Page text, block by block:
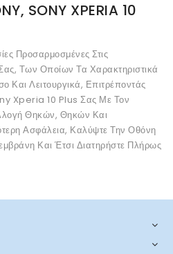
SONY XPERIA 10
Προσαρμοσμένες Στις
Σας, Των Οποίων Τα Χαρακτηριστικά
Και Λειτουργικά, Επιτρέποντάς
Xperia 10 Plus Σας Με Τον
Θηκών, Θηκών Και
Ασφάλεια, Καλύψτε Την Οθόνη
Και Έτσι Διατηρήστε Πλήρως